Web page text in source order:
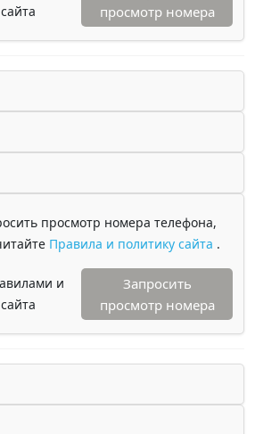
просмотр номера
просмотр номера телефона,
Правила и политику сайта .
и
Запросить
просмотр номера